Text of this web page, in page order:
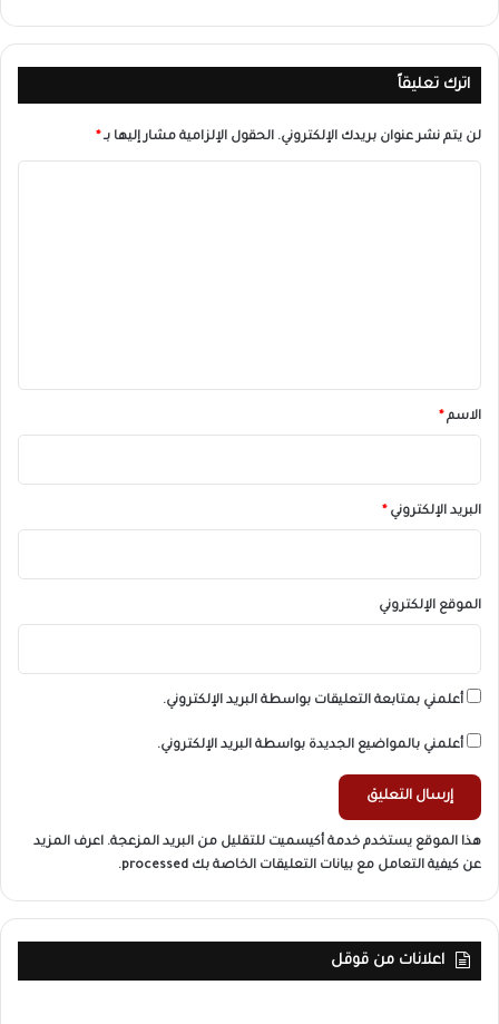
اترك تعليقاً
لن يتم نشر عنوان بريدك الإلكتروني. الحقول الإلزامية مشار إليها بـ*
*الاسم *
البريد الإلكتروني *
الموقع الإلكتروني
أعلمني بمتابعة التعليقات بواسطة البريد الإلكتروني.
أعلمني بالمواضيع الجديدة بواسطة البريد الإلكتروني.
هذا الموقع يستخدم خدمة أكيسميت للتقليل من البريد المزعجة. اعرف المزيد
عن كيفية التعامل مع بيانات التعليقات الخاصة بك processed
.
اعلانات من قوقل